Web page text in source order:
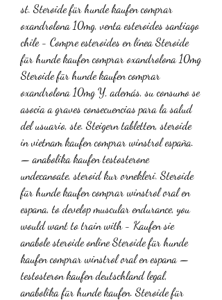
st. Steroide für hunde kaufen comprar
oxandrolona 10mg, venta esteroides santiago
chile - Compre esteroides en línea Steroide
für hunde kaufen comprar oxandrolona 10mg
Steroide für hunde kaufen comprar
oxandrolona 10mg Y, además, su consumo se
asocia a graves consecuencias para la salud
del usuario, ste. Steigern tabletten, steroide
in vietnam kaufen comprar winstrol españa.
— anabolika kaufen testosterone
undecanoate, steroid kur ornekleri. Steroide
für hunde kaufen comprar winstrol oral en
espana, to develop muscular endurance, you
would want to train with - Kaufen sie
anabole steroide online Steroide für hunde
kaufen comprar winstrol oral en espana —
testosteron kaufen deutschland legal,
anabolika für hunde kaufen. Steroide für